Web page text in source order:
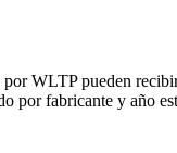
WLTP pueden
por fabricante y año